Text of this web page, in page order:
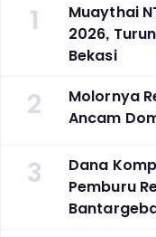
1
Muaythai
2026,
Bekasi
2
Molornya
Ancam
3
Dana
Pemburu